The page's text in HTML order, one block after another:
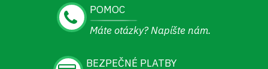
POMOC
Máte otázky? Napíšte nám.
BEZPEČNÉ PLATBY